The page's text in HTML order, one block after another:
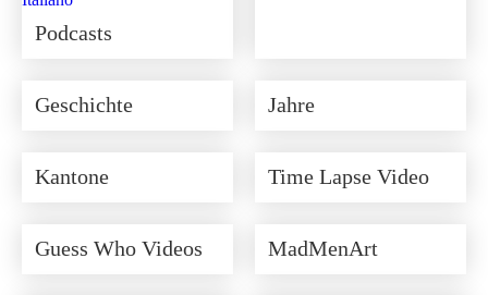
Podcasts
Geschichte Jahre
Kantone Time Lapse Video
Guess Who Videos MadMenArt